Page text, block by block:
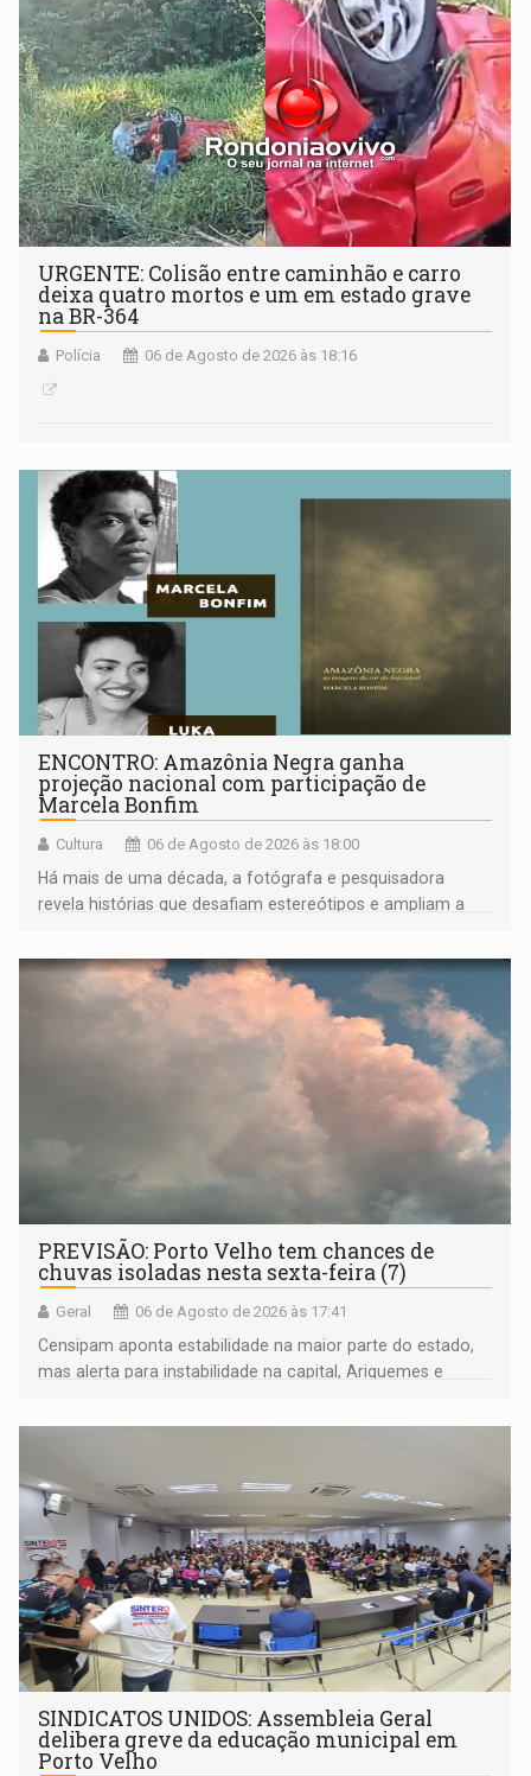
URGENTE: Colisão entre caminhão e carro
deixa quatro mortos e um em estado grave
na BR-364
Polícia 06 de Agosto de 2026 às 18:16
ENCONTRO: Amazônia Negra ganha
projeção nacional com participação de
Marcela Bonfim
Cultura 06 de Agosto de 2026 às 18:00
Há mais de uma década, a fotógrafa e pesquisadora
revela histórias que desafiam estereótipos e ampliam a
negras
PREVISÃO: Porto Velho tem chances de
chuvas isoladas nesta sexta-feira (7)
Geral 06 de Agosto de 2026 às 17:41
Censipam aponta estabilidade na maior parte do estado,
mas alerta para instabilidade na capital, Ariquemes e
SINDICATOS UNIDOS: Assembleia Geral
delibera greve da educação municipal em
Porto Velho